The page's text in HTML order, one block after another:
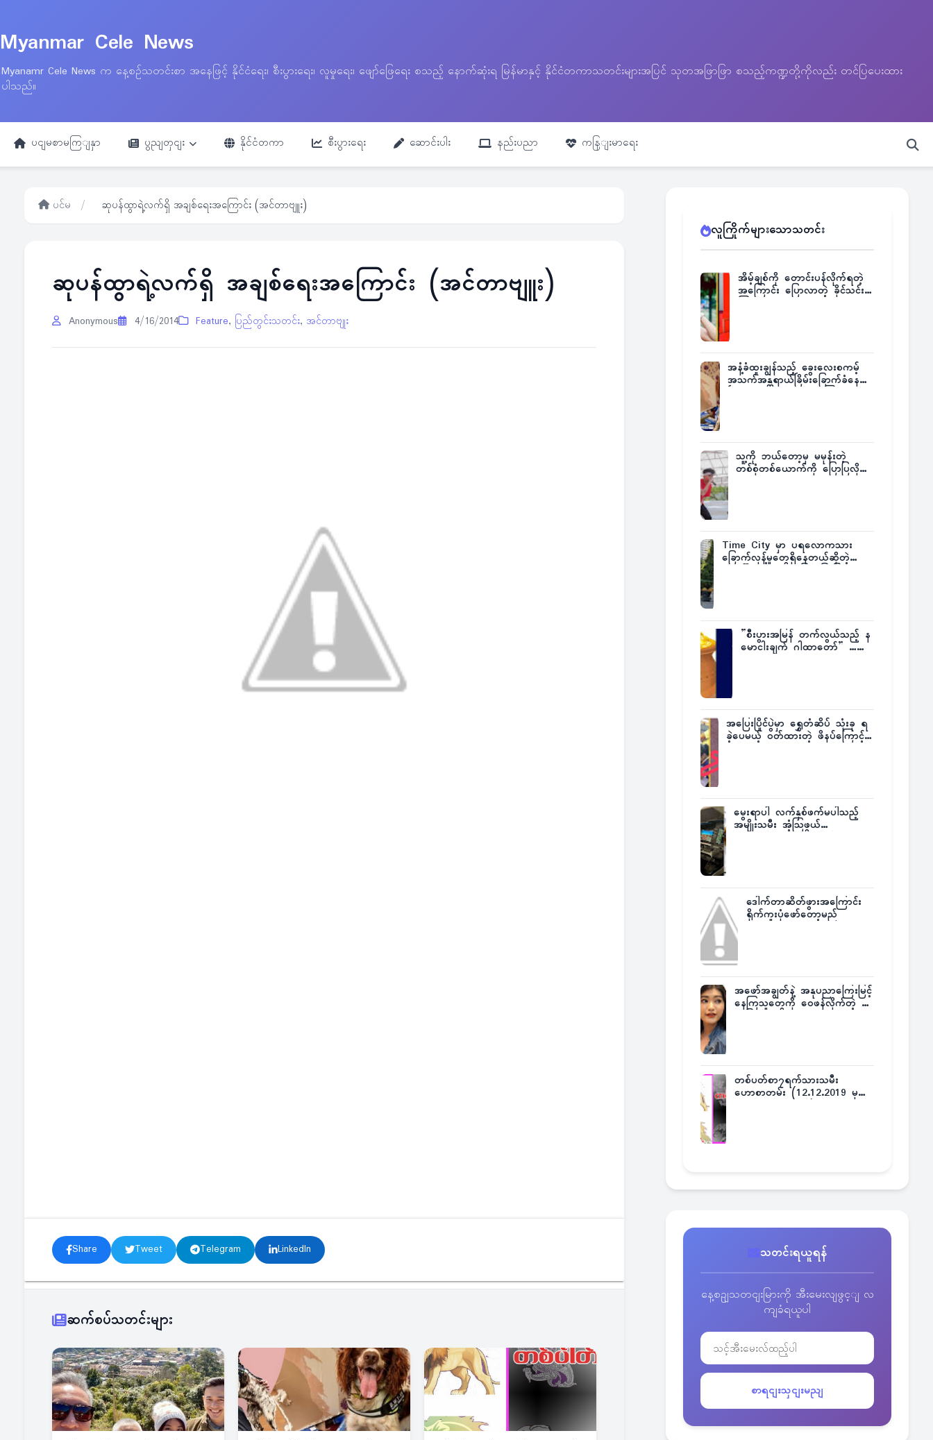
Myanmar Cele News
Myanamr Cele News က နေ့စဉ်သတင်းစာ အနေဖြင့် နိုင်ငံရေး၊ စီးပွားရေး၊ လူမှုရေး၊ ဖျော်ဖြေရေး စသည့် နောက်ဆုံးရ မြန်မာနှင့် နိုင်ငံတကာသတင်းများအပြင် သုတအဖြာဖြာ စသည့်ကဏ္ဍတို့ကိုလည်း တင်ပြပေးထား
ပါသည်။
ပငျမစာမကြျနှာ ပွညျတှငျး နိုင်ငံတကာ စီးပွားရေး ဆောင်းပါး နည်းပညာ ကနြျးမာရေး
ပင်မ / ဆုပန်ထွာရဲ့လက်ရှိ အချစ်ရေးအကြောင်း (အင်တာဗျူး)
ဆုပန်ထွာရဲ့လက်ရှိ အချစ်ရေးအကြောင်း (အင်တာဗျူး)
Anonymous 4/16/2014 Feature, ပြည်တွင်းသတင်း, အင်တာဗျုး
Share Tweet Telegram LinkedIn
ဆက်စပ်သတင်းများ
လူကြိုက်များသောသတင်း
အိမ့်ချစ်ကို တောင်းပန်လိုက်ရတဲ့
အကြောင်း ပြောလာတဲ့ ခိုင်သင်း
အနံ့ခံထူးချွန်သည့် ခွေးလေးစကမ့်
အသက်အန္တရာယ်ခြိမ်းခြောက်ခံနေရ
သူ့ကို ဘယ်တော့မှ မမုန်းတဲ့
တစ်စုံတစ်ယောက်ကို ပြောပြလိုက်
Time City မှာ ပရလောကသား
ခြောက်လှန့်မှုတွေရှိနေတယ်ဆိုတဲ့
”စီးပွားအမြန် တက်လွယ်သည့် န
မောငါးချက် ဂါထာတော်” ……
အပြေးပြိုင်ပွဲမှာ ရွှေတံဆိပ် သုံးခု ရ
ခဲ့ပေမယ့် ဝတ်ထားတဲ့ ဖိနပ်ကြောင့်
မွေးရာပါ လက်နှစ်ဖက်မပါသည့်
အမျိုးသမီး အံ့သြဖွယ်
ဒေါက်တာဆိတ်ဖွားအကြောင်း
ရိုက်ကူးပုံဖော်တော့မည်
အဖော်အချွတ်နဲ့ အနုပညာကြေးမြင့်
နေကြသူတွေကို ဝေဖန်လိုက်တဲ့ သ
တစ်ပတ်စာ၇ရက်သားသမီး
ဟောစာတမ်း (12.12.2019 မှ
သတင်းရယူရန်
နေ့စဥျသတငျးမြားကို အီးမေးလျဖွင့ျ လ
ကျခံရယူပါ
စာရငျးသှငျးမညျ